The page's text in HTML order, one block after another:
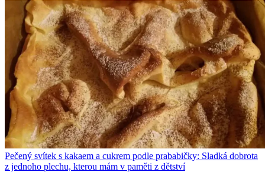
Pečený svítek s kakaem a cukrem podle prababičky: Sladká dobrota
z jednoho plechu, kterou mám v paměti z dětství